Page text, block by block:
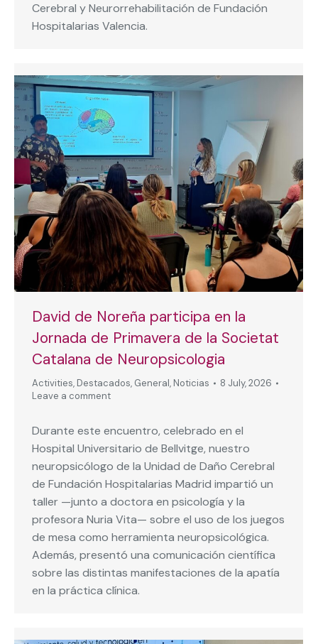
Cerebral y Neurorrehabilitación de Fundación
Hospitalarias Valencia.
David de Noreña participa en la
Jornada de Primavera de la Societat
Catalana de Neuropsicologia
Activities, Destacados, General, Noticias
8 July, 2026
Leave a comment
Durante este encuentro, celebrado en el
Hospital Universitario de Bellvitge, nuestro
neuropsicólogo de la Unidad de Daño Cerebral
de Fundación Hospitalarias Madrid impartió un
taller —junto a doctora en psicología y la
profesora Nuria Vita— sobre el uso de los juegos
de mesa como herramienta neuropsicológica.
Además, presentó una comunicación científica
sobre las distintas manifestaciones de la apatía
en la práctica clínica.